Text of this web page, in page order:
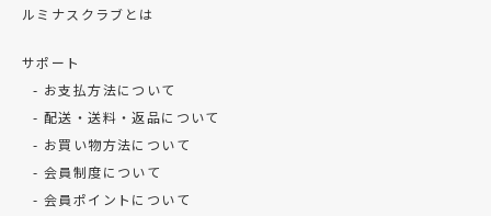
ルミナスクラブとは
サポート
お支払方法について
配送・送料・返品について
お買い物方法について
会員制度について
会員ポイントについて